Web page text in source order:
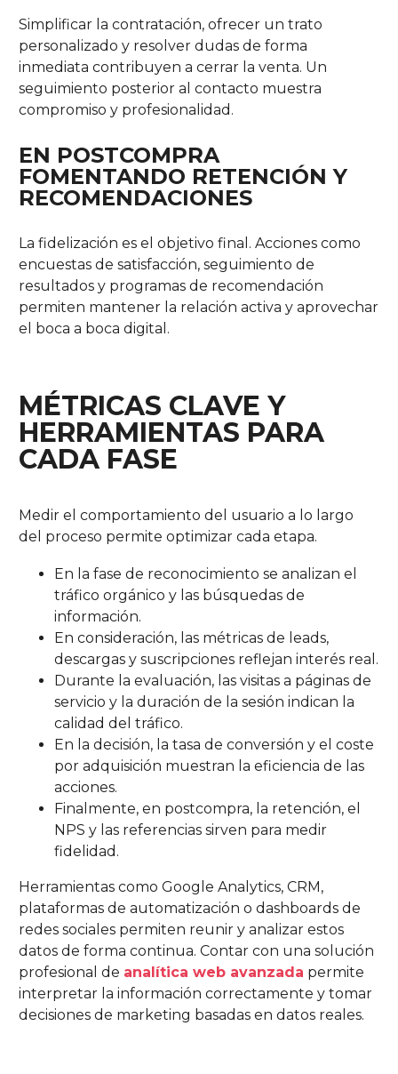
Simplificar la contratación, ofrecer un trato
personalizado y resolver dudas de forma
inmediata contribuyen a cerrar la venta. Un
seguimiento posterior al contacto muestra
compromiso y profesionalidad.
EN POSTCOMPRA
FOMENTANDO RETENCIÓN Y
RECOMENDACIONES
La fidelización es el objetivo final. Acciones como
encuestas de satisfacción, seguimiento de
resultados y programas de recomendación
permiten mantener la relación activa y aprovechar
el boca a boca digital.
MÉTRICAS CLAVE Y
HERRAMIENTAS PARA
CADA FASE
Medir el comportamiento del usuario a lo largo
del proceso permite optimizar cada etapa.
En la fase de reconocimiento se analizan el
tráfico orgánico y las búsquedas de
información.
En consideración, las métricas de leads,
descargas y suscripciones reflejan interés real.
Durante la evaluación, las visitas a páginas de
servicio y la duración de la sesión indican la
calidad del tráfico.
En la decisión, la tasa de conversión y el coste
por adquisición muestran la eficiencia de las
acciones.
Finalmente, en postcompra, la retención, el
NPS y las referencias sirven para medir
fidelidad.
Herramientas como Google Analytics, CRM,
plataformas de automatización o dashboards de
redes sociales permiten reunir y analizar estos
datos de forma continua. Contar con una solución
profesional de analítica web avanzada permite
interpretar la información correctamente y tomar
decisiones de marketing basadas en datos reales.